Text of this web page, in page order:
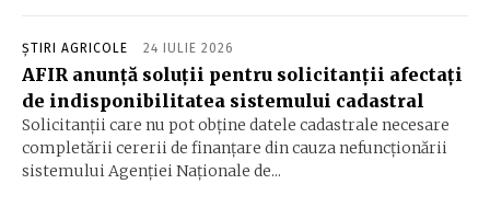
ȘTIRI AGRICOLE 24 IULIE 2026
AFIR anunță soluții pentru solicitanții afectați
de indisponibilitatea sistemului cadastral
Solicitanţii care nu pot obţine datele cadastrale necesare
completării cererii de finanţare din cauza nefuncţionării
sistemului Agenţiei Naţionale de...